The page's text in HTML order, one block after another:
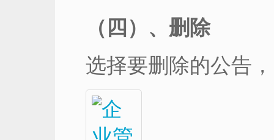
（四）、删除
选择要删除的公告